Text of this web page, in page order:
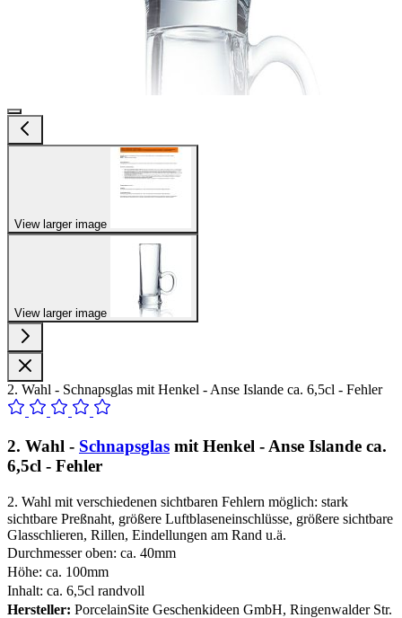
View larger image
View larger image
2. Wahl - Schnapsglas mit Henkel - Anse Islande ca. 6,5cl - Fehler
2. Wahl - Schnapsglas mit Henkel - Anse Islande ca.
6,5cl - Fehler
2. Wahl mit verschiedenen sichtbaren Fehlern möglich: stark
sichtbare Preßnaht, größere Luftblaseneinschlüsse, größere sichtbare
Glasschlieren, Rillen, Eindellungen am Rand u.ä.
Durchmesser oben: ca. 40mm
Höhe: ca. 100mm
Inhalt: ca. 6,5cl randvoll
Hersteller: PorcelainSite Geschenkideen GmbH, Ringenwalder Str.